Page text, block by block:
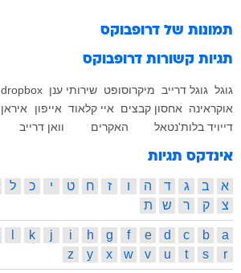
תמונות של דרופבוקס
תגיות קשורות דרופבוקס
גוגל גוגל דרייב מיקרוסופט שירותי ענן dropbox
אוקראינה
אחסון קבצים איי קלאוד אייפון איראן
דייויד בלות'נטאל
האקרים וואן דרייב
אינדקס תגיות
א ב ג ד ה ו ז ח ט י כ ל
צ
ק ר ש ת
a
b
c
d
e
f
g
h
i
j
k
r
s
t
u
v
w
x
y
z